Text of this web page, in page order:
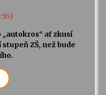
„autokros“ ať zkusí
ZŠ, než bude